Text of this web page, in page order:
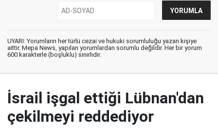
UYARI: Yorumların her türlü cezai ve hukuki sorumluluğu yazan kişiye
aittir. Mepa News, yapılan yorumlardan sorumlu değildir. Her bir yorum
600 karakterle (boşluklu) sınırlıdır.
İsrail işgal ettiği Lübnan'dan
çekilmeyi reddediyor